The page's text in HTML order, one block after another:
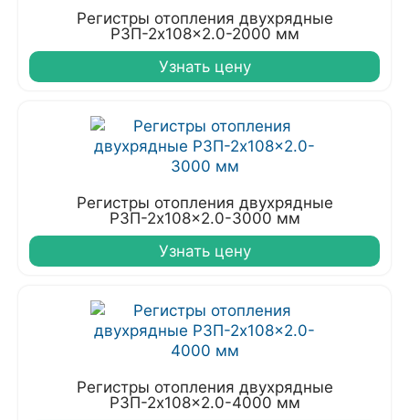
Регистры отопления двухрядные
РЗП-2x108x2.0-2000 мм
Узнать цену
Регистры отопления двухрядные
РЗП-2x108x2.0-3000 мм
Узнать цену
Регистры отопления двухрядные
РЗП-2x108x2.0-4000 мм